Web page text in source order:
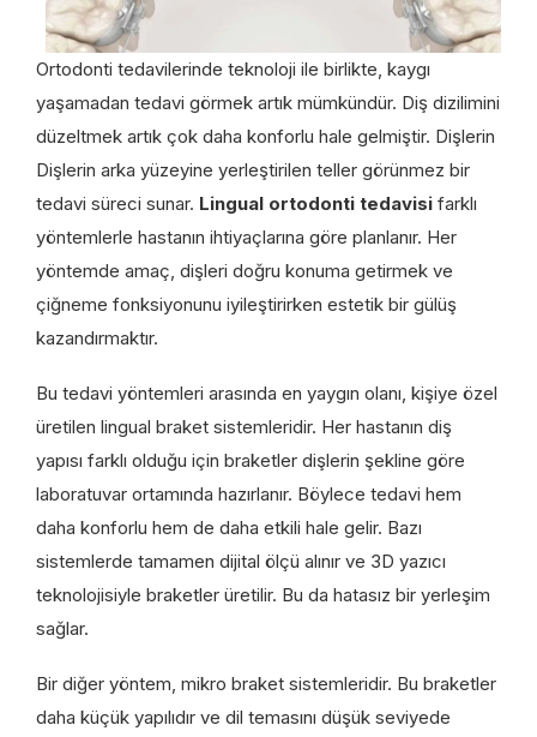
Ortodonti tedavilerinde teknoloji ile birlikte, kaygı
yaşamadan tedavi görmek artık mümkündür. Diş dizilimini
düzeltmek artık çok daha konforlu hale gelmiştir. Dişlerin
Dişlerin arka yüzeyine yerleştirilen teller görünmez bir
tedavi süreci sunar. Lingual ortodonti tedavisi farklı
yöntemlerle hastanın ihtiyaçlarına göre planlanır. Her
yöntemde amaç, dişleri doğru konuma getirmek ve
çiğneme fonksiyonunu iyileştirirken estetik bir gülüş
kazandırmaktır.
Bu tedavi yöntemleri arasında en yaygın olanı, kişiye özel
üretilen lingual braket sistemleridir. Her hastanın diş
yapısı farklı olduğu için braketler dişlerin şekline göre
laboratuvar ortamında hazırlanır. Böylece tedavi hem
daha konforlu hem de daha etkili hale gelir. Bazı
sistemlerde tamamen dijital ölçü alınır ve 3D yazıcı
teknolojisiyle braketler üretilir. Bu da hatasız bir yerleşim
sağlar.
Bir diğer yöntem, mikro braket sistemleridir. Bu braketler
daha küçük yapılıdır ve dil temasını düşük seviyede